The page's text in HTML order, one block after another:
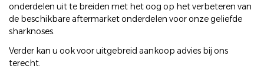
onderdelen uit te breiden met het oog op het verbeteren van
de beschikbare aftermarket onderdelen voor onze geliefde
sharknoses.
Verder kan u ook voor uitgebreid aankoop advies bij ons
terecht.